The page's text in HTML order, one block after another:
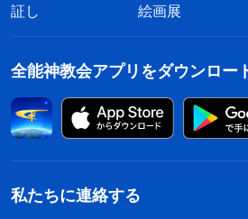
判が下されました。イエスは実
て、疑念を抱く人、天なる神
トを疑う人に対し、神はそうし
を抱きながら付き従うことも褒
す。そのような人が神とキリス
ります。キリストへの姿勢によ
証し
絵画展
全能神教会アプリをダウンロー
私たちに連絡する